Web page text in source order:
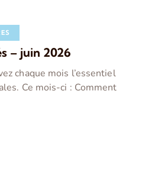
– juin 2026
chaque mois l’essentiel
Ce mois-ci : Comment